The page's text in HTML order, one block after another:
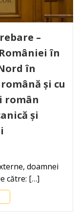
–
în
în
și cu
român
și
doamnei
către: […]